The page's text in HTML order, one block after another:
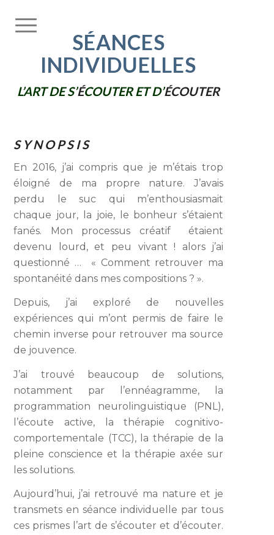
SÉANCES
INDIVIDUELLES
L’ART DE S’ÉCOUTER ET D’ÉCOUTER
S Y N O P S I S
En 2016, j’ai compris que je m’étais trop
éloigné de ma propre nature. J’avais
perdu le suc qui m’enthousiasmait
chaque jour, la joie, le bonheur s’étaient
fanés. Mon processus créatif étaient
devenu lourd, et peu vivant ! alors j’ai
questionné … « Comment retrouver ma
spontanéité dans mes compositions ? ».
Depuis, j’ai exploré de nouvelles
expériences qui m’ont permis de faire le
chemin inverse pour retrouver ma source
de jouvence.
J’ai trouvé beaucoup de solutions,
notamment par l’ennéagramme, la
programmation neurolinguistique (PNL),
l’écoute active, la thérapie cognitivo-
comportementale (TCC), la thérapie de la
pleine conscience et la thérapie axée sur
les solutions.
Aujourd’hui, j’ai retrouvé ma nature et je
transmets en séance individuelle par tous
ces prismes l’art de s’écouter et d’écouter.